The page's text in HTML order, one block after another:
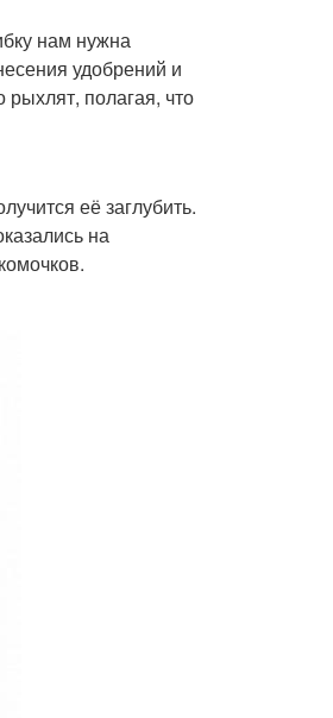
нам нужна
удобрений и
рыхлят, полагая, что
её заглубить.
на